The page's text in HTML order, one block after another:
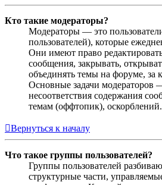
Кто такие модераторы?
Модераторы — это
пользователей), которые
Они имеют право
сообщения, закрывать,
объединять темы на форуме, за
Основные задачи модераторов
несоответствия содержания
темам (оффтопик), оскорблений.
Вернуться к началу
Что такое группы пользователей?
Группы пользователей
структурные части,